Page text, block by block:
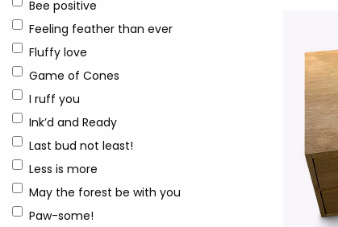
Bee positive
Feeling feather than ever
Fluffy love
Game of Cones
I ruff you
Ink’d and Ready
Last bud not least!
Less is more
May the forest be with you
Paw-some!